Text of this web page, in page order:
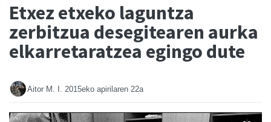
Etxez etxeko laguntza
zerbitzua desegitearen aurka
elkarretaratzea egingo dute
Aitor M. I. 2015eko apirilaren 22a